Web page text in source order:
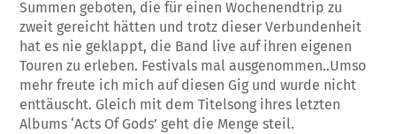
Summen geboten, die für einen Wochenendtrip zu
zweit gereicht hätten und trotz dieser Verbundenheit
hat es nie geklappt, die Band live auf ihren eigenen
Touren zu erleben. Festivals mal ausgenommen..Umso
mehr freute ich mich auf diesen Gig und wurde nicht
enttäuscht. Gleich mit dem Titelsong ihres letzten
Albums ‘Acts Of Gods’ geht die Menge steil.